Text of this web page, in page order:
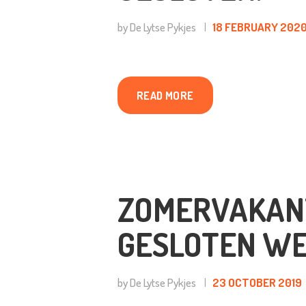
by De Lytse Pykjes 18 FEBRUARY 2020
READ MORE
GESLOTEN
by De Lytse Pykjes 23 OCTOBER 2019